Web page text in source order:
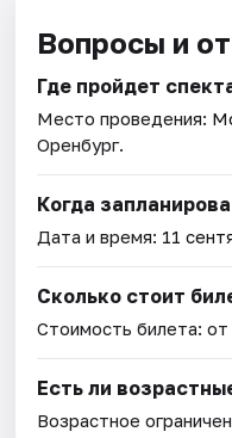
Вопросы и
Где пройдет
Место проведения:
Оренбург.
Когда
Дата и время: 11
Сколько стоит
Стоимость билета:
Есть ли
Возрастное